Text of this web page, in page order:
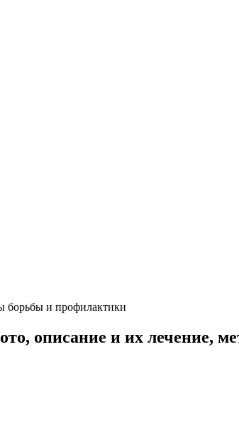
борьбы и профилактики
описание и их лечение,